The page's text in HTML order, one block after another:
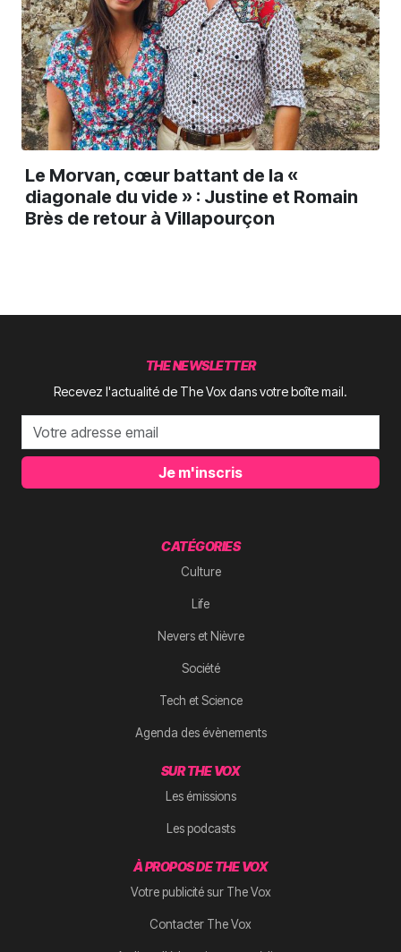
Le Morvan, cœur battant de la «
diagonale du vide » : Justine et Romain
Brès de retour à Villapourçon
THE NEWSLETTER
Recevez l'actualité de The Vox dans votre boîte mail.
Je m'inscris
CATÉGORIES
Culture
Life
Nevers et Nièvre
Société
Tech et Science
Agenda des évènements
SUR THE VOX
Les émissions
Les podcasts
À PROPOS DE THE VOX
Votre publicité sur The Vox
Contacter The Vox